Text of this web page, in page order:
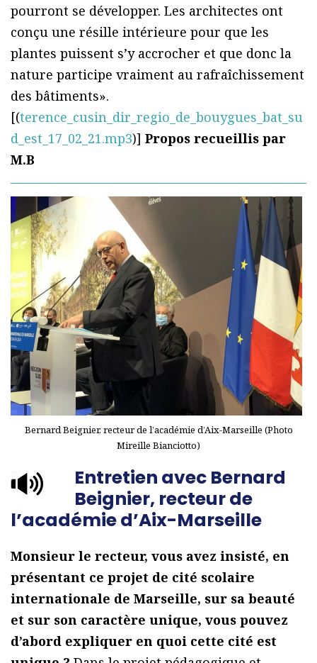
pourront se développer. Les architectes ont
conçu une résille intérieure pour que les
plantes puissent s’y accrocher et que donc la
nature participe vraiment au rafraîchissement
des bâtiments».
[(terence_cusin_dir_regio_de_bouygues_bat_su
d_est_17_02_21.mp3)] Propos recueillis par
M.B
Bernard Beignier, recteur de l’académie d’Aix-Marseille (Photo
Mireille Bianciotto)
Entretien avec Bernard
Beignier, recteur de
l’académie d’Aix-Marseille
Monsieur le recteur, vous avez insisté, en
présentant ce projet de cité scolaire
internationale de Marseille, sur sa beauté
et sur son caractère unique, vous pouvez
d’abord expliquer en quoi cette cité est